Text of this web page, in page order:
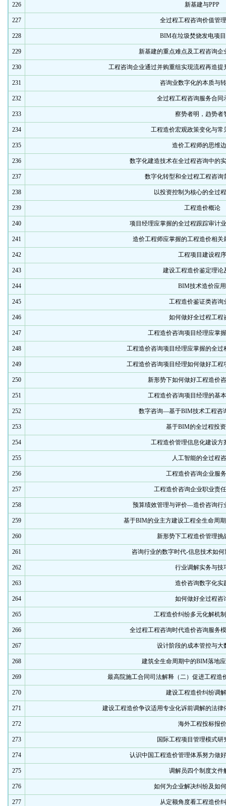
226 新基建与PPP
227 全过程工程咨询价值管
228 BIM在垃圾焚烧发电项
229 新基建的重点难点及工程咨询企
230 工程咨询企业通过并购重组实现流程再造
231 咨询业数字化的本质与
232 全过程工程咨询服务合同
233 察势者明，趋势者
234 工程造价宏观政策变化与常
235 造价工程师的思维
236 数字化建造技术在全过程咨询中的
237 数字化转型和全过程工程咨询
238 以投资控制为核心的全过
239 工程造价概论
240 项目经理应掌握的全过程跟踪审计
241 造价工程师应掌握的工程造价相关
242 工程项目建设程序
243 建设工程造价鉴定理论
244 BIM技术造价应用
245 工程造价鉴证类咨询
246 如何做好全过程工程
247 工程造价咨询项目经理应掌
248 工程造价咨询项目经理应掌握的全过
249 工程造价咨询项目经理如何做好工程
250 新形势下如何做好工程造价
251 工程造价咨询项目经理的基
252 数字咨询—基于BIM技术工程咨
253 基于BIM的全过程投
254 工程造价管理信息化建设方
255 人工智能的全过程
256 工程造价咨询企业服
257 工程造价咨询企业职业责
258 预算绩效管理与评价—造价咨询行
259 基于BIM的业主方建设工程全生命周
260 新形势下工程造价管理挑
261 咨询行业的数字时代-信息技术如
262 行业调解实务与技
263 造价咨询数字化实
264 如何做好全过程咨
265 工程造价纠纷多元化解机
266 全过程工程咨询时代造价咨询服务
267 设计阶段的成本管控与大
268 建筑全生命周期中的BIM落地
269 最高院施工合同司法解释（二）促进工程造
270 建设工程造价纠纷调
271 建设工程造价争议适用专业化诉前调解的法
272 海外工程投标报价
273 国际工程项目管理模式研
274 认识中国工程造价管理体系努力做
275 调解员四个制度文件
276 如何为企业解决纠纷及如
277 从定额角度看工程造价